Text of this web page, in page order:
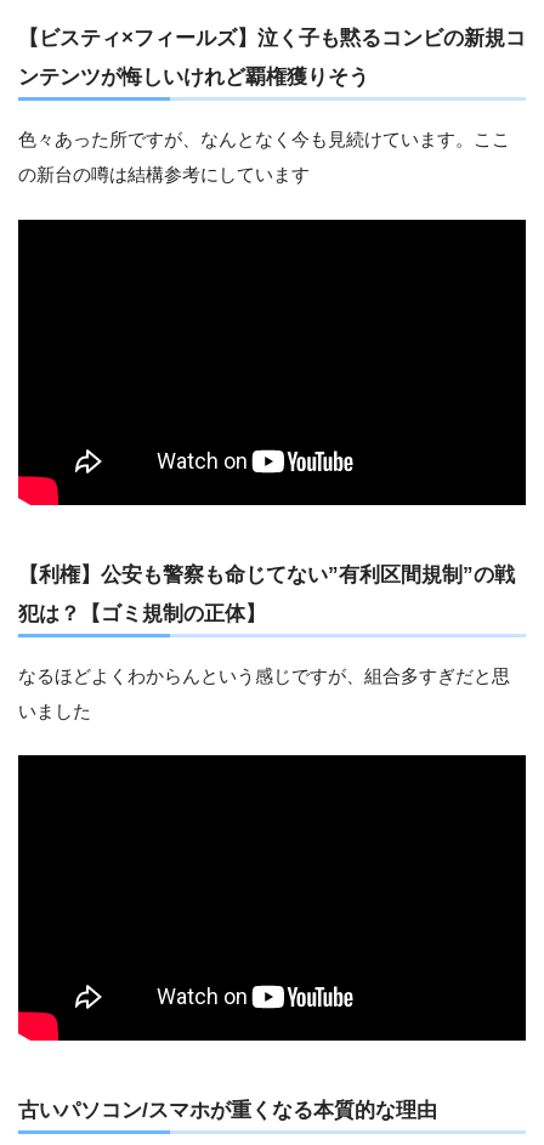
【ビスティ×フィールズ】泣く子も黙るコンビの新規コ
ンテンツが悔しいけれど覇権獲りそう
色々あった所ですが、なんとなく今も見続けています。ここ
の新台の噂は結構参考にしています
【利権】公安も警察も命じてない”有利区間規制”の戦
犯は？【ゴミ規制の正体】
なるほどよくわからんという感じですが、組合多すぎだと思
いました
古いパソコン/スマホが重くなる本質的な理由